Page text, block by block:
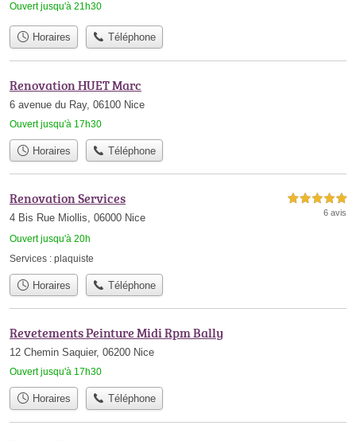
Ouvert jusqu'à 21h30
Horaires Téléphone
Renovation HUET Marc
6 avenue du Ray, 06100 Nice
Ouvert jusqu'à 17h30
Horaires Téléphone
Renovation Services
4 Bis Rue Miollis, 06000 Nice
Ouvert jusqu'à 20h
5,0 étoiles sur 5
6 avis
Services : plaquiste
Horaires Téléphone
Revetements Peinture Midi Rpm Bally
12 Chemin Saquier, 06200 Nice
Ouvert jusqu'à 17h30
Horaires Téléphone